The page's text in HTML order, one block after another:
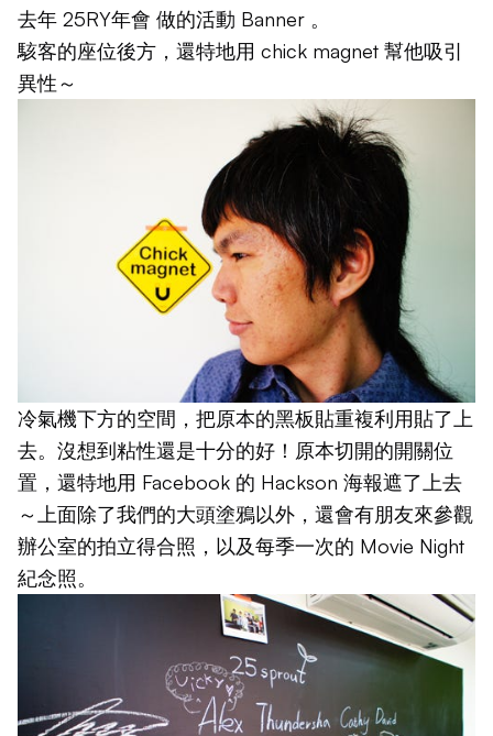
去年 25RY年會 做的活動 Banner 。
駭客的座位後方，還特地用 chick magnet 幫他吸引
異性～
冷氣機下方的空間，把原本的黑板貼重複利用貼了上
去。沒想到粘性還是十分的好！原本切開的開關位
置，還特地用 Facebook 的 Hackson 海報遮了上去
～上面除了我們的大頭塗鴉以外，還會有朋友來參觀
辦公室的拍立得合照，以及每季一次的 Movie Night
紀念照。